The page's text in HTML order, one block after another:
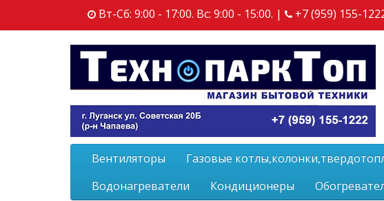
Вт-Сб: 9:00 - 17:00. Вс: 9:00 - 15:00. | +7 (959) 155-
Вентиляторы Газовые
Водонагреватели
Кондиционеры